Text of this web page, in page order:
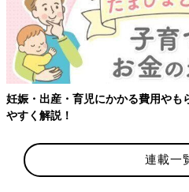
機嫌や食欲はあるか観察
ウンチが出ていなくても、赤ちゃ
かし、食欲もあるなら安心です。
しょう。
ウンチがなかなか出なかったりお
妊娠・出産・育児にかかる費用やも
やすく解説！
連載一